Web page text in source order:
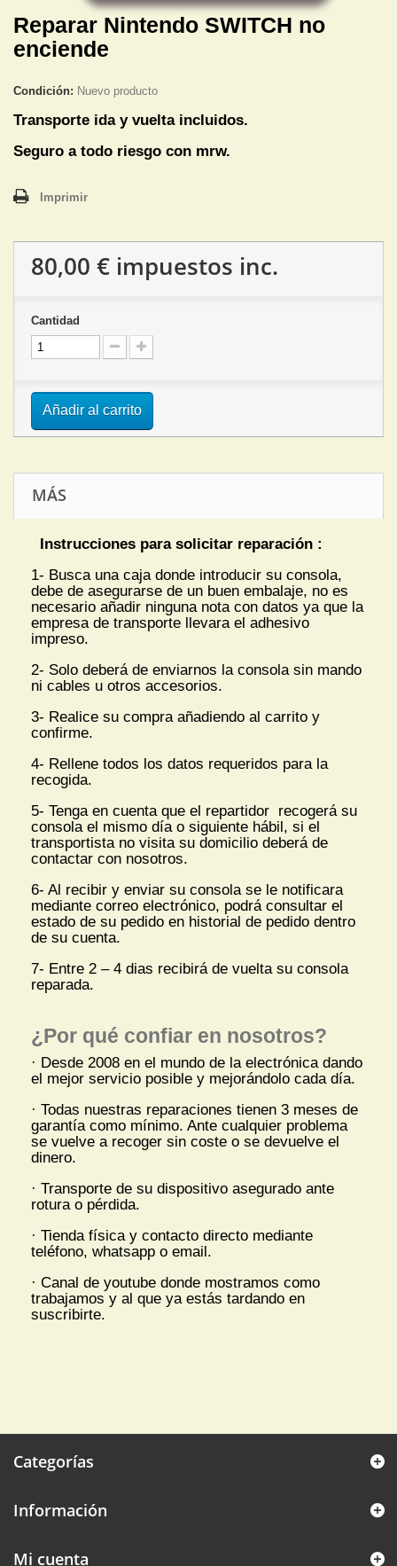
Reparar Nintendo SWITCH no
enciende
Condición: Nuevo producto
Transporte ida y vuelta incluidos.
Seguro a todo riesgo con mrw.
Imprimir
80,00 € impuestos inc.
Cantidad
Añadir al carrito
MÁS
Instrucciones para solicitar reparación :
1- Busca una caja donde introducir su consola,
debe de asegurarse de un buen embalaje, no es
necesario añadir ninguna nota con datos ya que la
empresa de transporte llevara el adhesivo
impreso.
2- Solo deberá de enviarnos la consola sin mando
ni cables u otros accesorios.
3- Realice su compra añadiendo al carrito y
confirme.
4- Rellene todos los datos requeridos para la
recogida.
5- Tenga en cuenta que el repartidor recogerá su
consola el mismo día o siguiente hábil, si el
transportista no visita su domicilio deberá de
contactar con nosotros.
6- Al recibir y enviar su consola se le notificara
mediante correo electrónico, podrá consultar el
estado de su pedido en historial de pedido dentro
de su cuenta.
7- Entre 2 – 4 dias recibirá de vuelta su consola
reparada.
¿Por qué confiar en nosotros?
· Desde 2008 en el mundo de la electrónica dando
el mejor servicio posible y mejorándolo cada día.
· Todas nuestras reparaciones tienen 3 meses de
garantía como mínimo. Ante cualquier problema
se vuelve a recoger sin coste o se devuelve el
dinero.
· Transporte de su dispositivo asegurado ante
rotura o pérdida.
· Tienda física y contacto directo mediante
teléfono, whatsapp o email.
· Canal de youtube donde mostramos como
trabajamos y al que ya estás tardando en
suscribirte.
Categorías
Información
Mi cuenta